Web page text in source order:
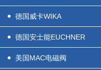
德国威卡WIKA
德国安士能EUCHNER
美国MAC电磁阀